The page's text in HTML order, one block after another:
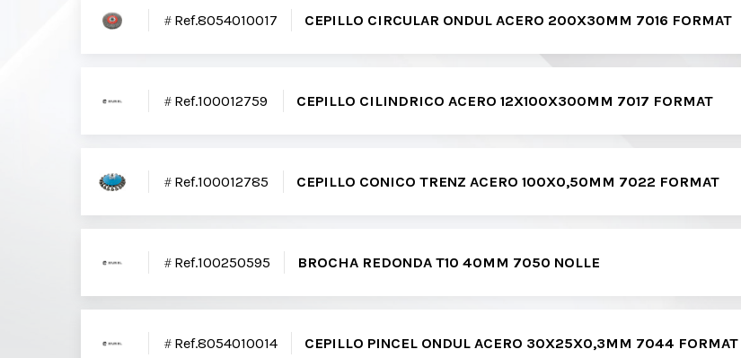
Ref.8054010017 CEPILLO CIRCULAR ONDUL ACERO 200X30MM 7016 FORMAT
Ref.100012759 CEPILLO CILINDRICO ACERO 12X100X300MM 7017 FORMAT
Ref.100012785 CEPILLO CONICO TRENZ ACERO 100X0,50MM 7022 FORMAT
Ref.100250595 BROCHA REDONDA T10 40MM 7050 NOLLE
Ref.8054010014 CEPILLO PINCEL ONDUL ACERO 30X25X0,3MM 7044 FORMAT